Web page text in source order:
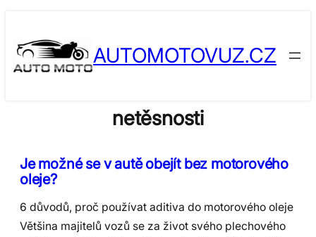
content
AUTOMOTOVUZ.CZ
netěsnosti
Je možné se v autě obejít bez motorového
oleje?
6 důvodů, proč používat aditiva do motorového oleje
Většina majitelů vozů se za život svého plechového